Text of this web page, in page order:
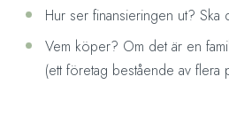
Hur ser finansieringen ut?
Vem köper? Om det är en
(ett företag bestående av flera